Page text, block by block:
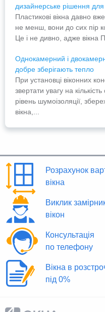
дизайнерське рішення
Пластикові вікна давно
не менш, вони до сих пір
Це і не дивно, адже вікна
Однокамерний і
добре зберігають тепло
При установці віконних
звертати увагу на
рівень шумоізоляції,
вікна,...
Розрахунок
вікна
Виклик
вікон
Консультація
по телефону
Вікна в
під 0%